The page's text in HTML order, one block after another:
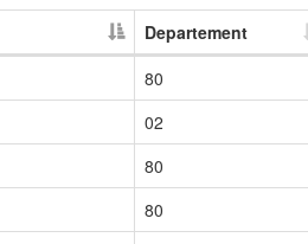
Departement
80
02
80
80